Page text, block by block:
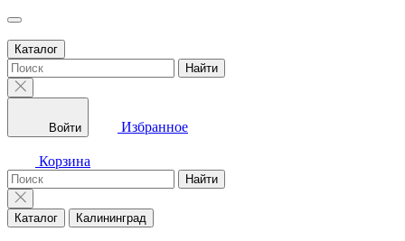
Каталог
Найти
Войти Избранное
Корзина
Найти
Каталог Калининград